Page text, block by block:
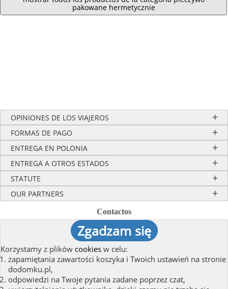
pakowane hermetycznie
OPINIONES DE LOS VIAJEROS
FORMAS DE PAGO
ENTREGA EN POLONIA
ENTREGA A OTROS ESTADOS
Contactos
(0048) 58 66 007 66
e-mail:(show)
ul. Innowacji 3
STATUTE
OUR PARTNERS
Zgadzam się
Korzystamy z plików cookies w celu:
zapamiętania zawartości koszyka i Twoich ustawień na stronie
dodomku.pl,
odpowiedzi na Twoje pytania zadane poprzez czat,